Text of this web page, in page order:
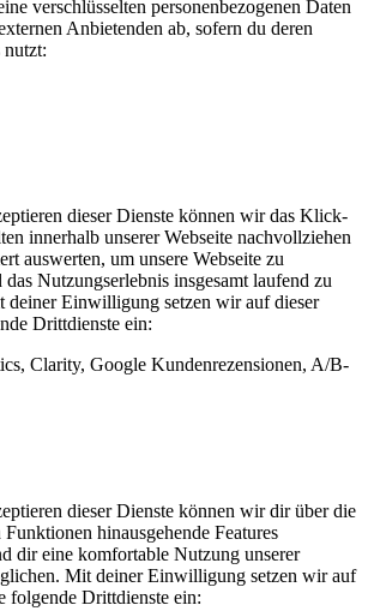
verschlüsselten personenbezogenen Daten
Anbietenden ab, sofern du deren
nutzt:
dieser Dienste können wir das Klick-
innerhalb unserer Webseite nachvollziehen
auswerten, um unsere Webseite zu
Nutzungserlebnis insgesamt laufend zu
deiner Einwilligung setzen wir auf dieser
Drittdienste ein:
Clarity, Google Kundenrezensionen, A/B-
dieser Dienste können wir dir über die
Funktionen hinausgehende Features
dir eine komfortable Nutzung unserer
Mit deiner Einwilligung setzen wir auf
folgende Drittdienste ein: